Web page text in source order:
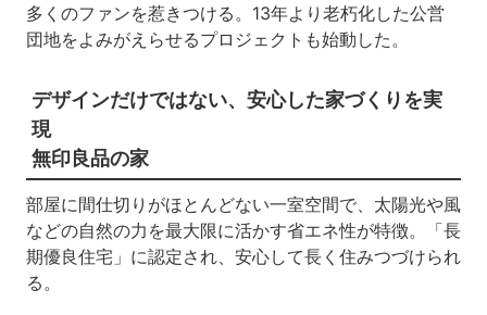
多くのファンを惹きつける。13年より老朽化した公営
団地をよみがえらせるプロジェクトも始動した。
デザインだけではない、安心した家づくりを実
現
無印良品の家
部屋に間仕切りがほとんどない一室空間で、太陽光や風
などの自然の力を最大限に活かす省エネ性が特徴。「長
期優良住宅」に認定され、安心して長く住みつづけられ
る。